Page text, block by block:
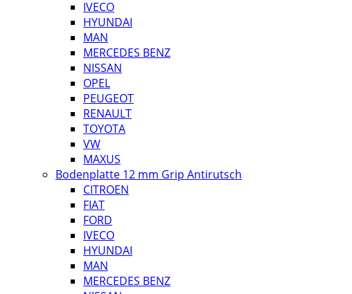
IVECO
HYUNDAI
MAN
MERCEDES BENZ
NISSAN
OPEL
PEUGEOT
RENAULT
TOYOTA
VW
MAXUS
Bodenplatte 12 mm Grip Antirutsch
CITROEN
FIAT
FORD
IVECO
HYUNDAI
MAN
MERCEDES BENZ